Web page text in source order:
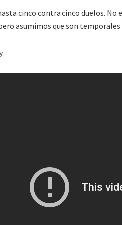
cinco contra cinco duelos. No
asumimos que son temporales